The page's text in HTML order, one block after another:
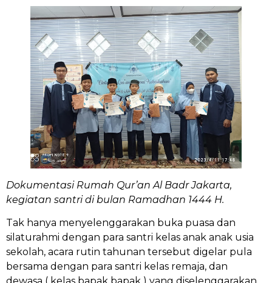
Dokumentasi Rumah Qur’an Al Badr Jakarta,
kegiatan santri di bulan Ramadhan 1444 H.
Tak hanya menyelenggarakan buka puasa dan
silaturahmi dengan para santri kelas anak anak usia
sekolah, acara rutin tahunan tersebut digelar pula
bersama dengan para santri kelas remaja, dan